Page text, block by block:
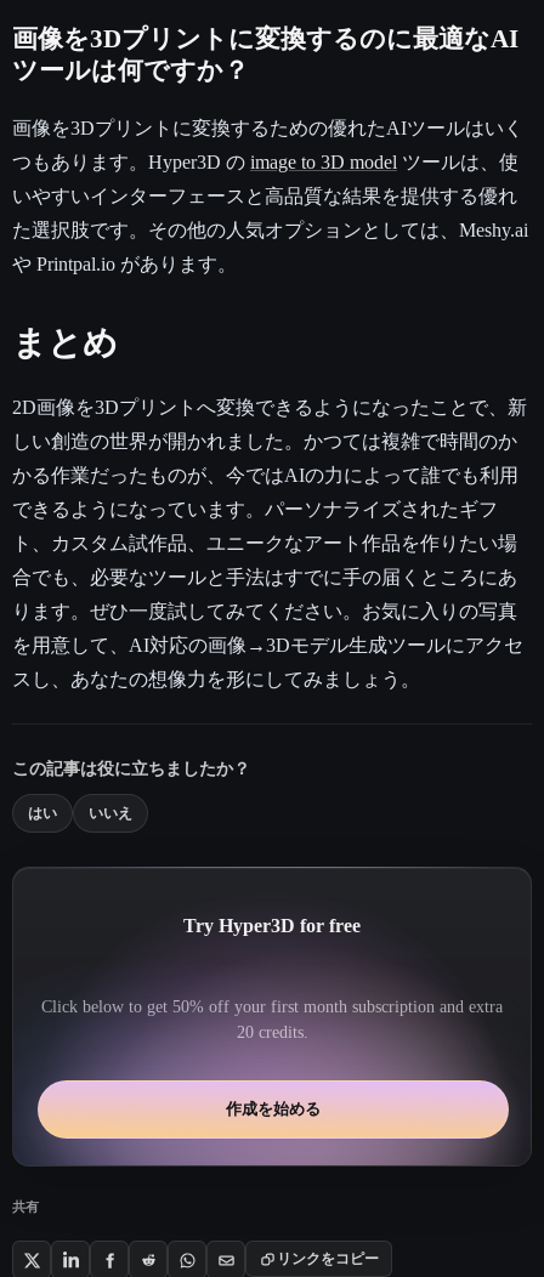
画像を3Dプリントに変換するのに最適なAI
ツールは何ですか？
画像を3Dプリントに変換するための優れたAIツールはいく
つもあります。Hyper3D の image to 3D model ツールは、使
いやすいインターフェースと高品質な結果を提供する優れ
た選択肢です。その他の人気オプションとしては、Meshy.ai
や Printpal.io があります。
まとめ
2D画像を3Dプリントへ変換できるようになったことで、新
しい創造の世界が開かれました。かつては複雑で時間のか
かる作業だったものが、今ではAIの力によって誰でも利用
できるようになっています。パーソナライズされたギフ
ト、カスタム試作品、ユニークなアート作品を作りたい場
合でも、必要なツールと手法はすでに手の届くところにあ
ります。ぜひ一度試してみてください。お気に入りの写真
を用意して、AI対応の画像→3Dモデル生成ツールにアクセ
スし、あなたの想像力を形にしてみましょう。
この記事は役に立ちましたか？
はい いいえ
Try Hyper3D for free
Click below to get 50% off your first month subscription and extra
20 credits.
作成を始める
共有
リンクをコピー